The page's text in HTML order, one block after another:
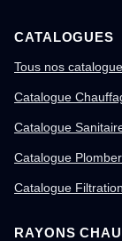
CATALOGUES
Tous nos
Catalogue
Catalogue
Catalogue
Catalogue
RAYONS